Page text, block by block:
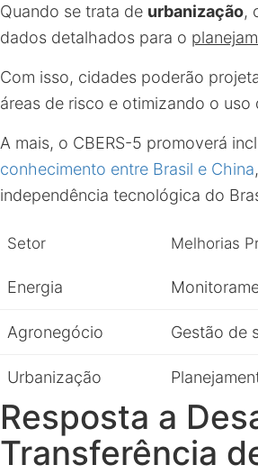
Quando se trata de urbanização,
dados detalhados para o
Com isso, cidades poderão
áreas de risco e otimizando o uso
A mais, o CBERS-5 promoverá
conhecimento entre Brasil e China
independência tecnológica do
Setor Melhorias
Energia
Agronegócio Gestão de
Urbanização
Resposta a
Transferência